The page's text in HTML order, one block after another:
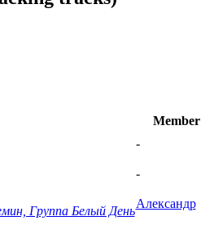
Member
-
-
Группа Белый День
Александр